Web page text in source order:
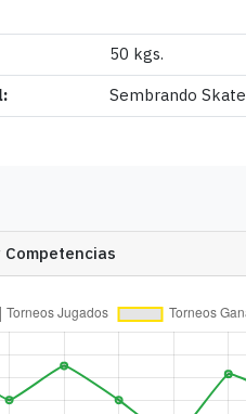
50 kgs.
Sembrando Skate
Competencias